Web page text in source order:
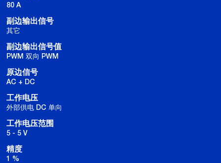
80 A
副边输出信号
其它
副边输出信号值
PWM 双向 PWM
原边信号
AC + DC
工作电压
外部供电 DC 单向
工作电压范围
5 - 5 V
精度
1 %